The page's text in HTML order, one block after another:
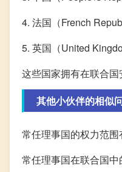
4. 法国（French
5. 英国（United
这些国家拥有在联合
其他小伙伴的相似
常任理事国的权力范围
常任理事国在联合国中